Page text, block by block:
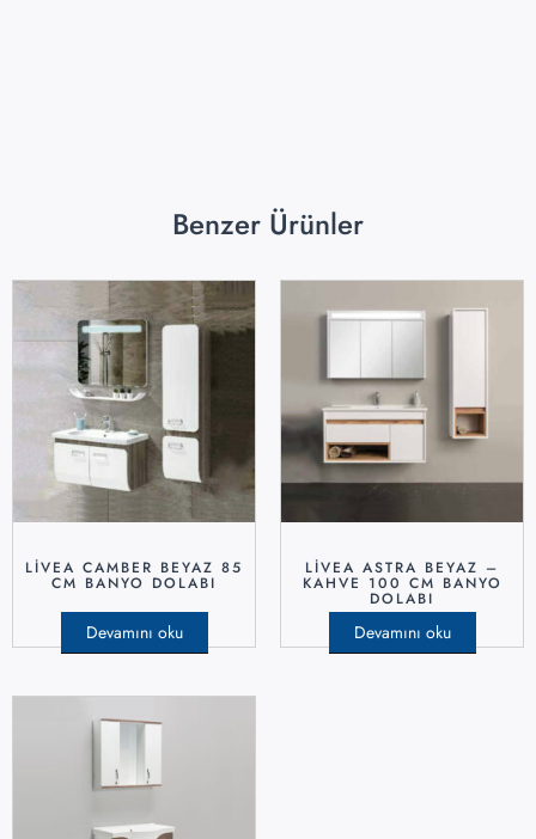
Benzer Ürünler
LİVEA CAMBER BEYAZ 85
CM BANYO DOLABI
Devamını oku
LİVEA ASTRA BEYAZ –
KAHVE 100 CM BANYO
DOLABI
Devamını oku